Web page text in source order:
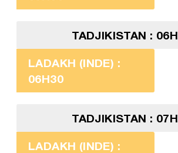
TADJIKISTAN :
LADAKH (INDE) :
06H30
TADJIKISTAN :
LADAKH (INDE) :